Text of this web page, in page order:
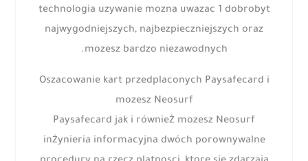
technologia uzywanie mozna uwazac 1 dobrobyt
najwygodniejszych, najbezpieczniejszych oraz
mozesz bardzo niezawodnych.
Oszacowanie kart przedplaconych Paysafecard i
mozesz Neosurf
Paysafecard jak i również mozesz Neosurf
inżynieria informacyjna dwóch porownywalne